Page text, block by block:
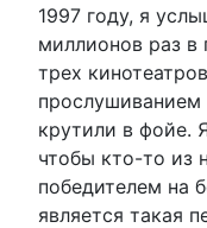
1997 году, я
миллионов раз
трех
крутили в фойе.
чтобы кто-то из
победителем на
является такая